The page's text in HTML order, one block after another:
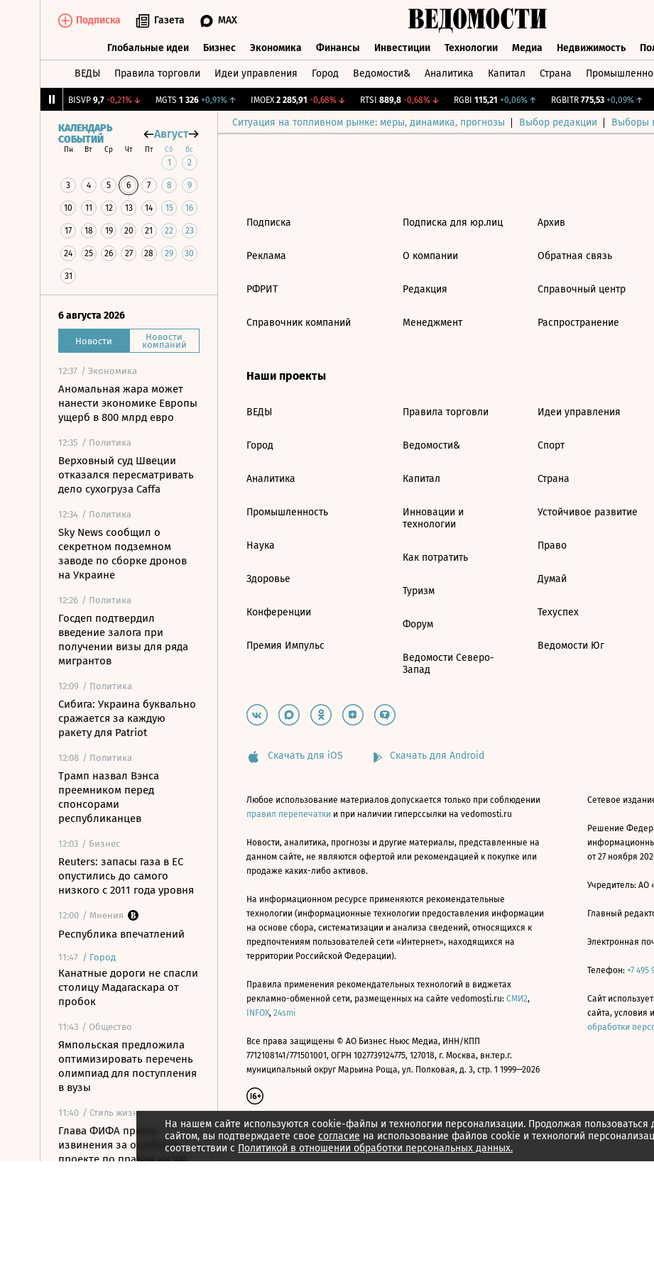
Подписка Газета MAX
Глобальные идеи Бизнес Экономика Финансы Инвестиции Технологии Медиа Недвижимость
ВЕДЫ Правила торговли Идеи управления Город Ведомости& Аналитика Капитал Страна
BISVP 9,7 -0,21%↓ MGTS 1 326 +0,91%↑ IMOEX 2 285,91 -0,68%↓ RTSI 889,8 -0,68%↓ RGBI 115,21 +0,06%↑ RGBITR 775,53 +0,09%↑
Ситуация на топливном рынке: меры, динамика, прогнозы Выбор редакции Выборы
КАЛЕНДАРЬ
СОБЫТИЙ
Август
Пн Вт Ср Чт Пт Сб Вс
1 2
3 4 5 6 7 8 9
10 11 12 13 14 15 16
17 18 19 20 21 22 23
24 25 26 27 28 29 30
31
6 августа 2026
Новости Новости
компаний
12:37 / Экономика
Аномальная жара может
нанести экономике Европы
ущерб в 800 млрд евро
12:35 / Политика
Верховный суд Швеции
отказался пересматривать
дело сухогруза Caffa
12:34 / Политика
Sky News сообщил о
секретном подземном
заводе по сборке дронов
на Украине
12:26 / Политика
Госдеп подтвердил
введение залога при
получении визы для ряда
мигрантов
12:09 / Политика
Сибига: Украина буквально
сражается за каждую
ракету для Patriot
12:08 / Политика
Трамп назвал Вэнса
преемником перед
спонсорами
республиканцев
12:03 / Бизнес
Reuters: запасы газа в ЕС
опустились до самого
низкого с 2011 года уровня
12:00 / Мнения
Республика впечатлений
11:47 / Город
Канатные дороги не спасли
столицу Мадагаскара от
пробок
11:43 / Общество
Ямпольская предложила
оптимизировать перечень
олимпиад для поступления
в вузы
11:40 / Стиль жизни
Глава ФИФА принес
извинения за ошибки в
проекте по правам на ЧМ
На нашем сайте используются cookie-файлы и технологии персонализации. Продолжая пользоваться
сайтом, вы подтверждаете свое согласие на использование файлов cookie и технологий
соответствии с Политикой в отношении обработки персональных данных.
Подписка
Реклама
РФРИТ
Справочник компаний
Подписка для юр.лиц
О компании
Редакция
Менеджмент
Архив
Обратная связь
Справочный центр
Распространение
Наши проекты
ВЕДЫ
Город
Аналитика
Промышленность
Наука
Здоровье
Конференции
Премия Импульс
Правила торговли
Ведомости&
Капитал
Инновации и
технологии
Как потратить
Туризм
Форум
Ведомости Северо-
Запад
Идеи управления
Спорт
Страна
Устойчивое развитие
Право
Думай
Техуспех
Ведомости Юг
Скачать для iOS Скачать для Android
Любое использование материалов допускается только при соблюдении
правил перепечатки и при наличии гиперссылки на vedomosti.ru
Новости, аналитика, прогнозы и другие материалы, представленные на
данном сайте, не являются офертой или рекомендацией к покупке или
продаже каких-либо активов.
На информационном ресурсе применяются рекомендательные
технологии (информационные технологии предоставления информации
на основе сбора, систематизации и анализа сведений, относящихся к
предпочтениям пользователей сети «Интернет», находящихся на
территории Российской Федерации).
Правила применения рекомендательных технологий в виджетах
рекламно-обменной сети, размещенных на сайте vedomosti.ru: СМИ2,
INFOX, 24smi
Все права защищены © АО Бизнес Ньюс Медиа, ИНН/КПП
7712108141/771501001, ОГРН 1027739124775, 127018, г. Москва, вн.тер.г.
муниципальный округ Марьина Роща, ул. Полковая, д. 3, стр. 1 1999—2026
Сетевое
Решение
от 27 ноября
Учредитель: АО
Главный
Электронная
Телефон: +7 495
Сайт использует
сайта, условия
обработки